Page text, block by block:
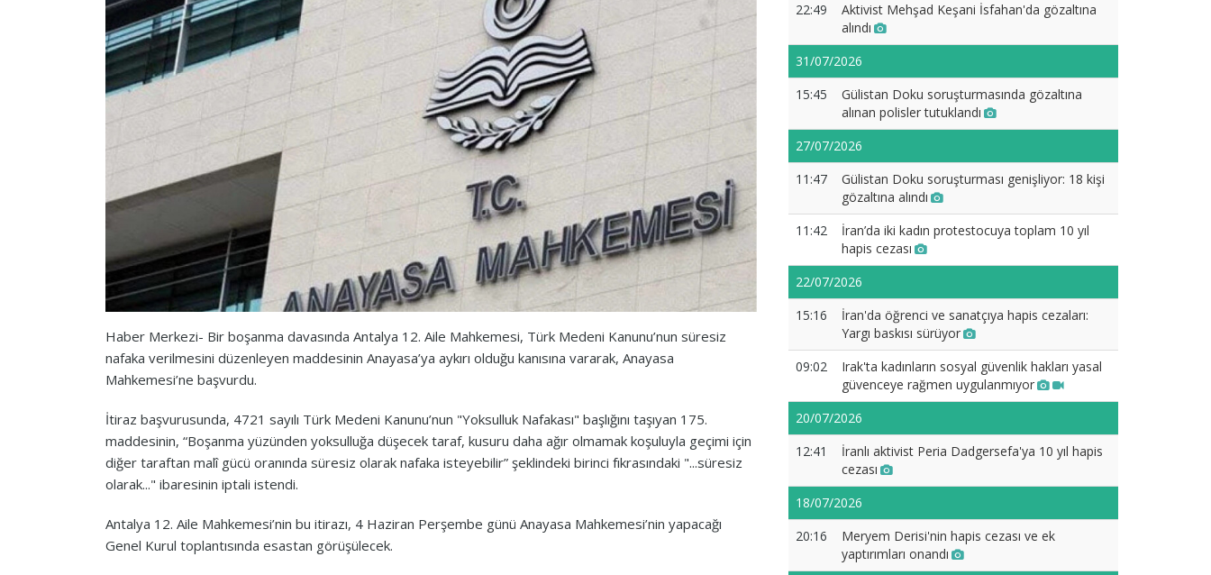
Haber Merkezi- Bir boşanma davasında Antalya 12. Aile Mahkemesi, Türk Medeni Kanunu’nun süresiz
nafaka verilmesini düzenleyen maddesinin Anayasa’ya aykırı olduğu kanısına vararak, Anayasa
Mahkemesi’ne başvurdu.
İtiraz başvurusunda, 4721 sayılı Türk Medeni Kanunu’nun "Yoksulluk Nafakası" başlığını taşıyan 175.
maddesinin, “Boşanma yüzünden yoksulluğa düşecek taraf, kusuru daha ağır olmamak koşuluyla geçimi için
diğer taraftan malî gücü oranında süresiz olarak nafaka isteyebilir” şeklindeki birinci fıkrasındaki "...süresiz
olarak..." ibaresinin iptali istendi.
Antalya 12. Aile Mahkemesi’nin bu itirazı, 4 Haziran Perşembe günü Anayasa Mahkemesi’nin yapacağı
Genel Kurul toplantısında esastan görüşülecek.
22:49
Aktivist Mehşad Keşani İsfahan'da gözaltına
alındı
31/07/2026
15:45
Gülistan Doku soruşturmasında gözaltına
alınan polisler tutuklandı
27/07/2026
11:47
Gülistan Doku soruşturması genişliyor: 18 kişi
gözaltına alındı
11:42
İran’da iki kadın protestocuya toplam 10 yıl
hapis cezası
22/07/2026
15:16
İran'da öğrenci ve sanatçıya hapis cezaları:
Yargı baskısı sürüyor
09:02
Irak'ta kadınların sosyal güvenlik hakları yasal
güvenceye rağmen uygulanmıyor
20/07/2026
12:41
İranlı aktivist Peria Dadgersefa'ya 10 yıl hapis
cezası
18/07/2026
20:16
Meryem Derisi'nin hapis cezası ve ek
yaptırımları onandı